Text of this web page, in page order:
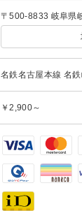
〒500-8833 岐阜県
名鉄名古屋本線 名
￥2,900～